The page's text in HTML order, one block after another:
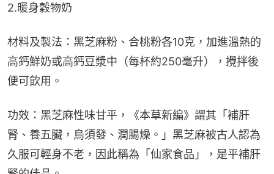
2.暖身穀物奶
材料及製法：黑芝麻粉、合桃粉各10克，加進溫熱的
高鈣鮮奶或高鈣豆漿中（每杯約250毫升），攪拌後
便可飲用。
功效：黑芝麻性味甘平，《本草新編》謂其「補肝
腎、養五臟，烏須發、潤腸燥。」黑芝麻被古人認為
久服可輕身不老，因此稱為「仙家食品」，是平補肝